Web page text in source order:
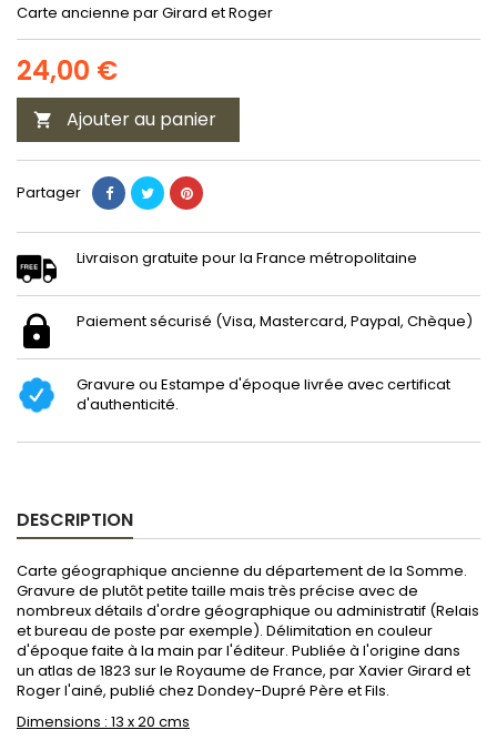
Carte ancienne par Girard et Roger
24,00 €
 Ajouter au panier
Partager
Livraison gratuite pour la France métropolitaine
Paiement sécurisé (Visa, Mastercard, Paypal, Chèque)
Gravure ou Estampe d'époque livrée avec certificat
d'authenticité.
DESCRIPTION
Carte géographique ancienne du département de la Somme.
Gravure de plutôt petite taille mais très précise avec de
nombreux détails d'ordre géographique ou administratif (Relais
et bureau de poste par exemple). Délimitation en couleur
d'époque faite à la main par l'éditeur. Publiée à l'origine dans
un atlas de 1823 sur le Royaume de France, par Xavier Girard et
Roger l'ainé, publié chez Dondey-Dupré Père et Fils.
Dimensions : 13 x 20 cms